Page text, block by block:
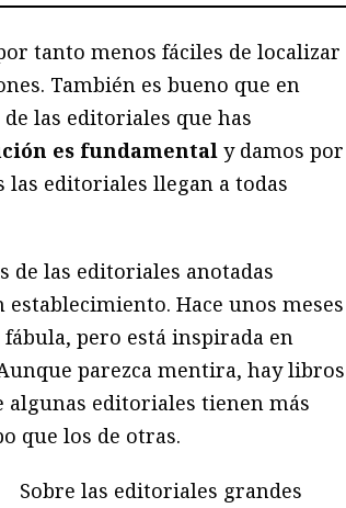
tanto menos fáciles de localizar
También es bueno que en
las editoriales que has
es fundamental y damos por
las editoriales llegan a todas
de las editoriales anotadas
Hace unos meses
pero está inspirada en
parezca mentira, hay libros
algunas editoriales tienen más
que los de otras.
Sobre las editoriales grandes